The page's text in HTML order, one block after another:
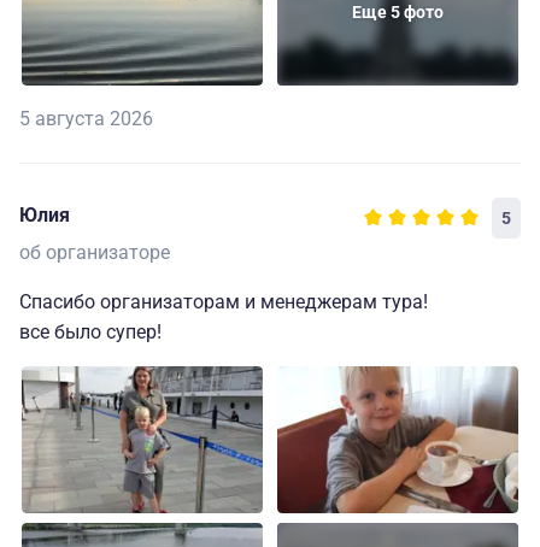
Еще 5 фото
5 августа 2026
Юлия 5
об организаторе
Спасибо организаторам и менеджерам тура!
все было супер!